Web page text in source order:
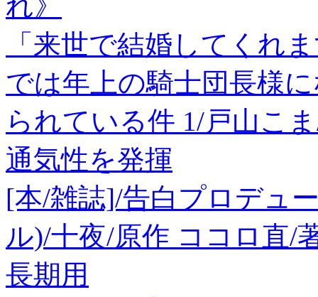
「来世で結婚してくれ
では年上の騎士団長様
られている件 1/戸山こ
通気性を発揮
[本/雑誌]/告白プロデュ
ル)/十夜/原作 ココロ直/
長期用